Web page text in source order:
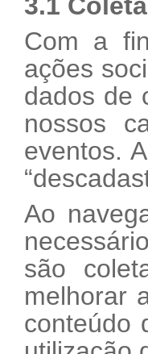
Com a
ações
dados de
nossos
eventos.
Ao
são
melhorar
conteúdo